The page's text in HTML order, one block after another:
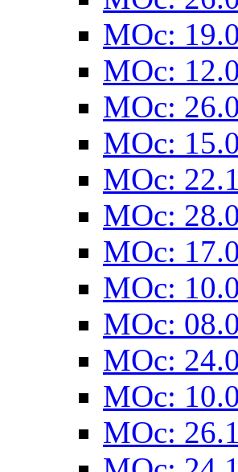
MOc:
MOc:
MOc:
MOc:
MOc:
MOc:
MOc:
MOc:
MOc:
MOc:
MOc:
MOc: